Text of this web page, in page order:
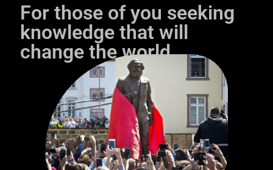
For those of you seeking
knowledge that will
change the world